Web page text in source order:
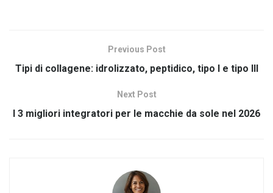
Previous Post
Tipi di collagene: idrolizzato, peptidico, tipo I e tipo III
Next Post
I 3 migliori integratori per le macchie da sole nel 2026